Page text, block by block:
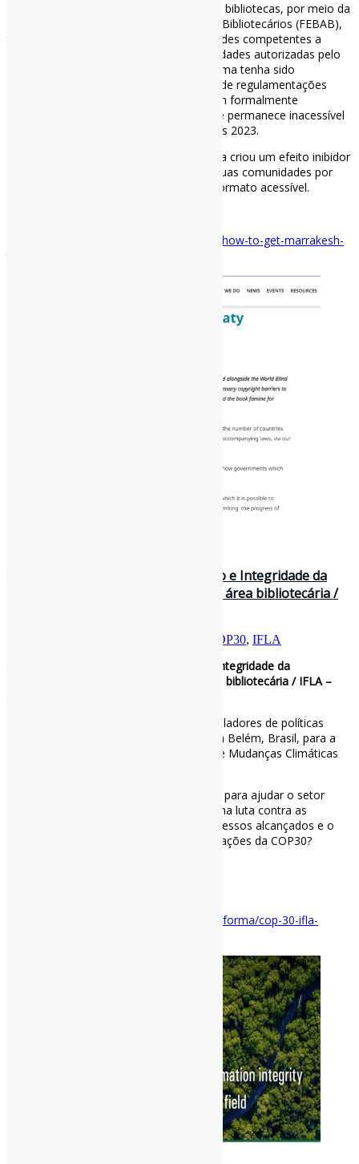
Este parece ser o caso no Brasil, onde as bibliotecas, por meio da
Federação Brasileira das Associações de Bibliotecários (FEBAB),
têm solicitado repetidamente às autoridades competentes a
reabertura do sistema de registro de entidades autorizadas pelo
Tratado de Marraqueche. Embora o sistema tenha sido
brevemente aberto após a promulgação de regulamentações
nacionais, apenas cinco instituições foram formalmente
reconhecidas antes de seu fechamento, e permanece inacessível
para novas solicitações desde pelo menos 2023.
Essa suspensão prolongada e injustificada criou um efeito inibidor
sobre as bibliotecas que desejam servir suas comunidades por
meio da produção e troca de obras em formato acessível.
https://www.ifla.org/news/how-to-get-marrakesh-
A COP30 começa: Cultura, Adaptação e Integridade da
Informação são temas-chave para a área bibliotecária /
COP30, IFLA
A COP30 começa: Cultura, Adaptação e Integridade da
Informação são temas-chave para a área bibliotecária / IFLA –
urante as próximas duas semanas, formuladores de políticas
climáticas e ativistas estarão reunidos em Belém, Brasil, para a
30ª Conferência das Nações Unidas sobre Mudanças Climáticas
Nos últimos anos, a IFLA tem trabalhado para ajudar o setor
bibliotecário global a defender seu papel na luta contra as
mudanças climáticas. Quais foram os sucessos alcançados e o
que isso significa no contexto das negociações da COP30?
https://www.abcd.usp.br/informa/cop-30-ifla-